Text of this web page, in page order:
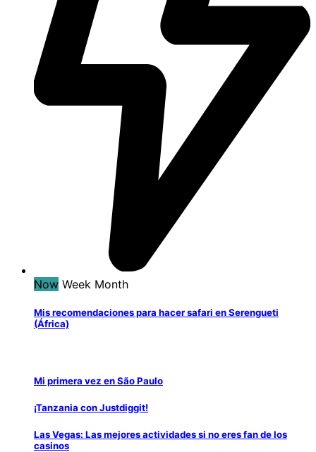
Now Week Month
Mis recomendaciones para hacer safari en Serengueti
(África)
Mi primera vez en São Paulo
¡Tanzania con Justdiggit!
Las Vegas: Las mejores actividades si no eres fan de los
casinos